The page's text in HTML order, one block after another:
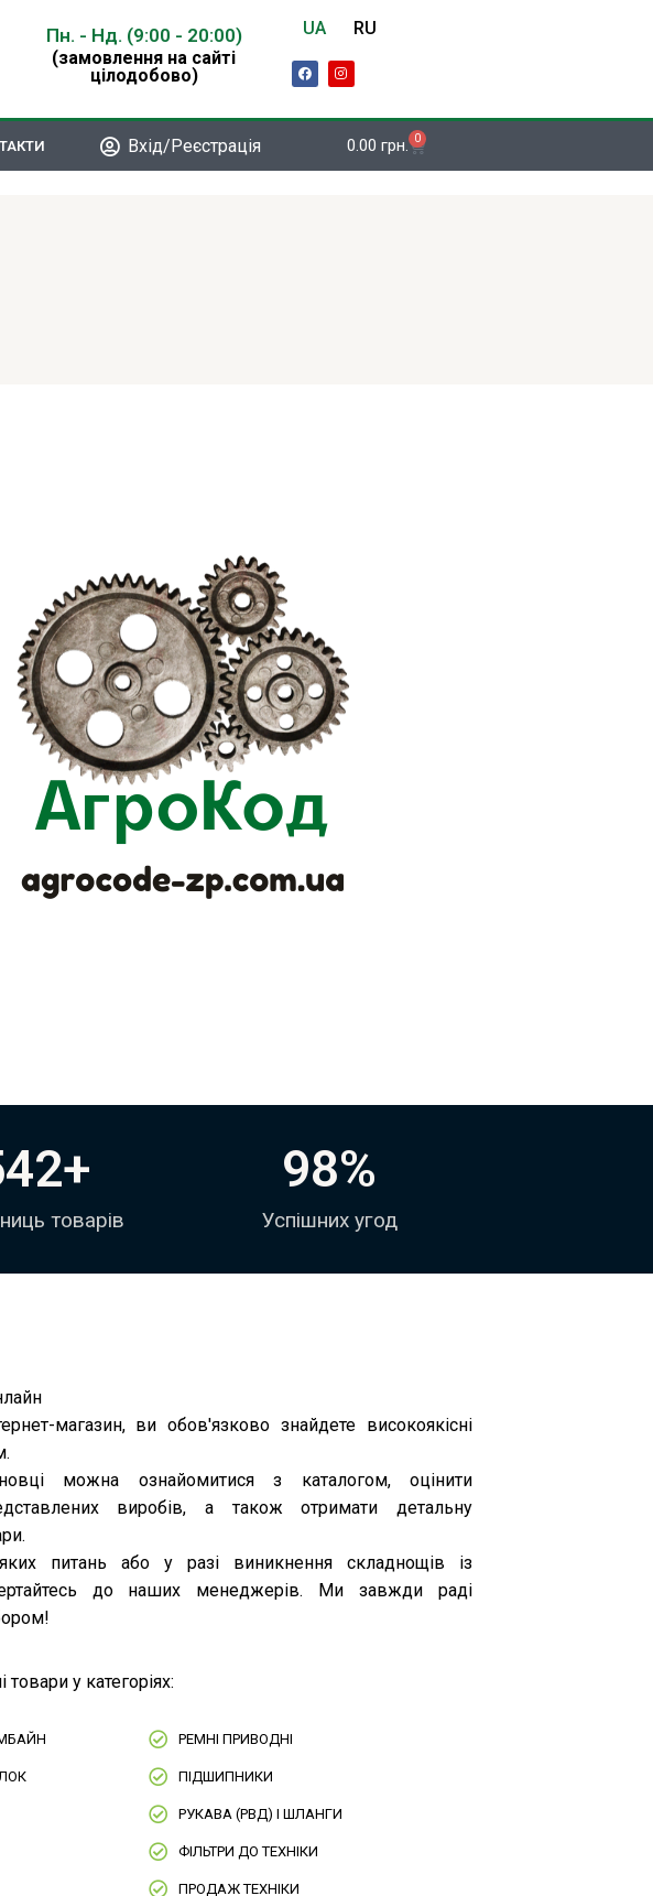
Пн. - Нд. (9:00 - 20:00)
(замовлення на сайті
цілодобово)
UA RU
F
a
b
I
n
a
m
Вхід/Реєстрація 0.00 грн. 0
Кошик
товарів
+
Успішних угод
98%
магазин, ви обов'язково знайдете високоякісні
можна ознайомитися з каталогом, оцінити
виробів, а також отримати детальну
питань або у разі виникнення складнощів із
до наших менеджерів. Ми завжди раді
у категоріях:
РЕМНІ ПРИВОДНІ
ПІДШИПНИКИ
РУКАВА (РВД) І ШЛАНГИ
ФІЛЬТРИ ДО ТЕХНІКИ
ПРОДАЖ ТЕХНІКИ